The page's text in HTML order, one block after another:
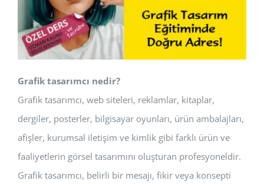
Grafik tasarımcı nedir?
Grafik tasarımcı, web siteleri, reklamlar, kitaplar,
dergiler, posterler, bilgisayar oyunları, ürün ambalajları,
afişler, kurumsal iletişim ve kimlik gibi farklı ürün ve
faaliyetlerin görsel tasarımını oluşturan profesyoneldir.
Grafik tasarımcı, belirli bir mesajı, fikir veya konsepti